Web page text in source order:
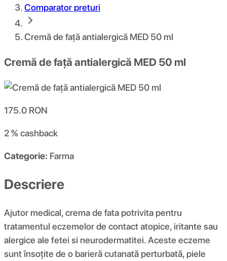
Comparator preturi
Cremă de față antialergică MED 50 ml
Cremă de față antialergică MED 50 ml
175.0 RON
2 %cashback
Categorie: Farma
Descriere
Ajutor medical, crema de fata potrivita pentru
tratamentul eczemelor de contact atopice, iritante sau
alergice ale fetei si neurodermatitei. Aceste eczeme
sunt însoțite de o barieră cutanată perturbată, piele